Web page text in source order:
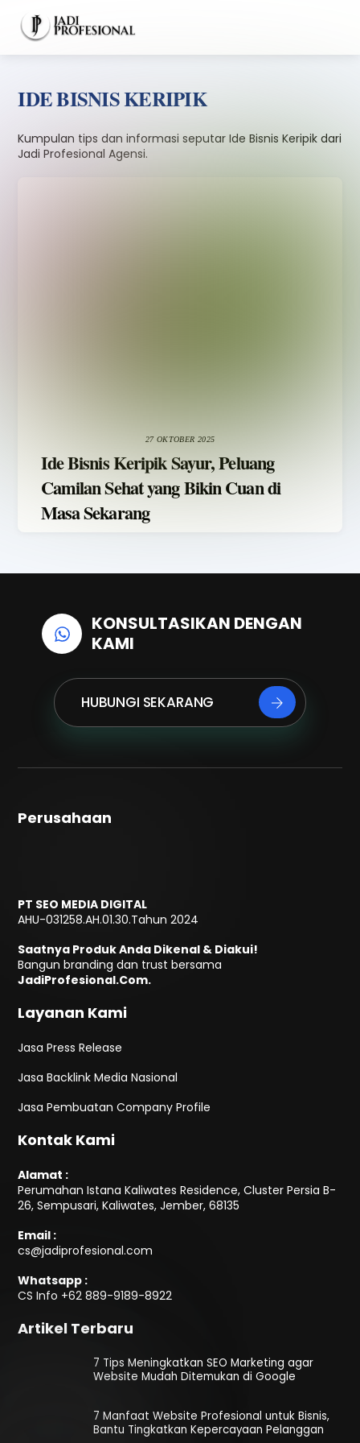
content
IDE BISNIS KERIPIK
Kumpulan tips dan informasi seputar Ide Bisnis Keripik dari
Jadi Profesional Agensi.
27 OKTOBER 2025
Ide Bisnis Keripik Sayur, Peluang
Camilan Sehat yang Bikin Cuan di
Masa Sekarang
KONSULTASIKAN DENGAN
KAMI
HUBUNGI SEKARANG
Perusahaan
PT SEO MEDIA DIGITAL
AHU-031258.AH.01.30.Tahun 2024
Saatnya Produk Anda Dikenal & Diakui!
Bangun branding dan trust bersama
JadiProfesional.Com.
Layanan Kami
Jasa Press Release
Jasa Backlink Media Nasional
Jasa Pembuatan Company Profile
Kontak Kami
Alamat :
Perumahan Istana Kaliwates Residence, Cluster Persia B-
26, Sempusari, Kaliwates, Jember, 68135
Email :
cs@jadiprofesional.com
Whatsapp :
CS Info +62 889-9189-8922
Artikel Terbaru
7 Tips Meningkatkan SEO Marketing agar
Website Mudah Ditemukan di Google
7 Manfaat Website Profesional untuk Bisnis,
Bantu Tingkatkan Kepercayaan Pelanggan